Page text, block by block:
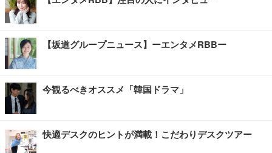
【坂道グループニュース】ーエンタメRBBー
今観るべきオススメ「韓国ドラマ」
快適デスクのヒントが満載！こだわりデスクツアー